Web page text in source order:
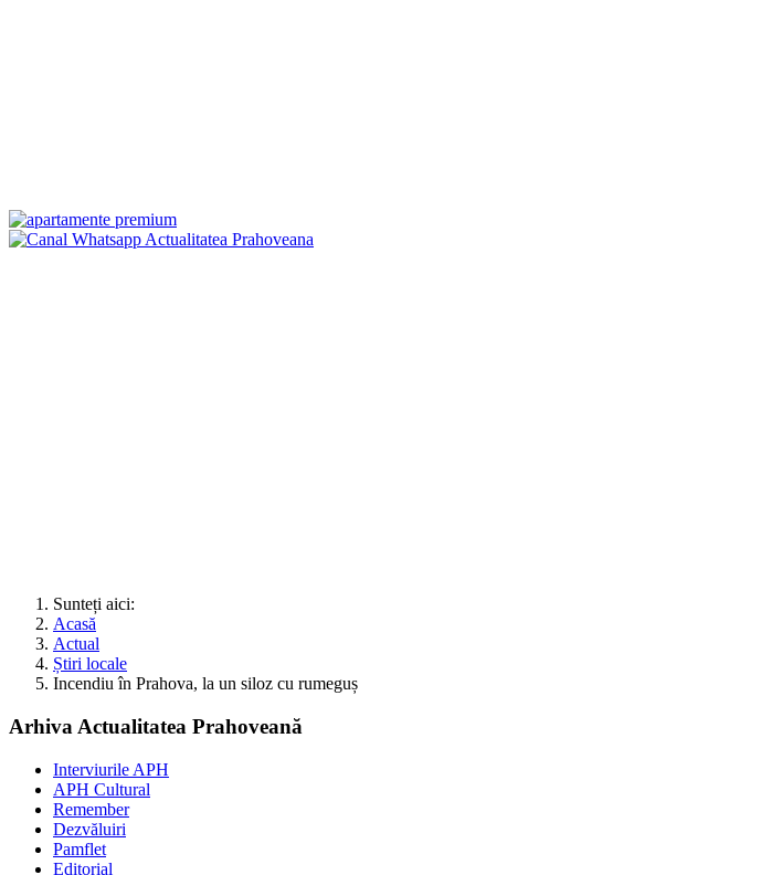
Sunteți aici:
Acasă
Actual
Știri locale
Incendiu în Prahova, la un siloz cu rumeguș
Arhiva Actualitatea Prahoveană
Interviurile APH
APH Cultural
Remember
Dezvăluiri
Pamflet
Editorial